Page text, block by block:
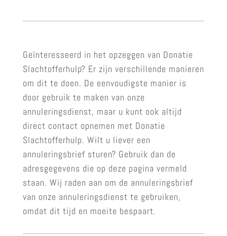
Geïnteresseerd in het opzeggen van Donatie
Slachtofferhulp? Er zijn verschillende manieren
om dit te doen. De eenvoudigste manier is
door gebruik te maken van onze
annuleringsdienst, maar u kunt ook altijd
direct contact opnemen met Donatie
Slachtofferhulp. Wilt u liever een
annuleringsbrief sturen? Gebruik dan de
adresgegevens die op deze pagina vermeld
staan. Wij raden aan om de annuleringsbrief
van onze annuleringsdienst te gebruiken,
omdat dit tijd en moeite bespaart.